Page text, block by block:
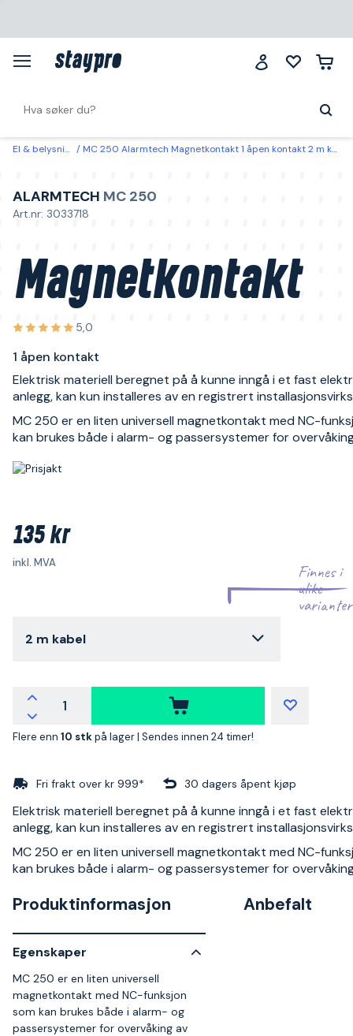
El & belysning MC 250 Alarmtech Magnetkontakt 1 åpen kontakt 2 m kabel
ALARMTECH MC 250
Art.nr: 3033718
Magnetkontakt
5,0
1 åpen kontakt
Elektrisk materiell beregnet på å kunne inngå i et fast
anlegg, kan kun installeres av en registrert
MC 250 er en liten universell magnetkontakt med NC-
kan brukes både i alarm- og passersystemer for
135 kr
inkl. MVA
Finnes i
ulike
varianter
2 m kabel
Flere enn 10 stkpå lager | Sendes innen 24 timer!
Fri frakt over kr 999* 30 dagers åpent kjøp
Elektrisk materiell beregnet på å kunne inngå i et fast
anlegg, kan kun installeres av en registrert
MC 250 er en liten universell magnetkontakt med NC-
kan brukes både i alarm- og passersystemer for
Produktinformasjon
Egenskaper
MC 250 er en liten universell
magnetkontakt med NC-funksjon
som kan brukes både i alarm- og
passersystemer for overvåking av
Anbefalt